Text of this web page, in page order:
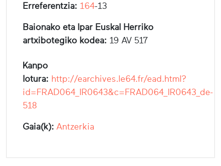
Erreferentzia: 164-13
Baionako eta Ipar Euskal Herriko
artxibotegiko kodea: 19 AV 517
Kanpo
lotura: http://earchives.le64.fr/ead.html?
id=FRAD064_IR0643&c=FRAD064_IR0643_de-
518
Gaia(k): Antzerkia